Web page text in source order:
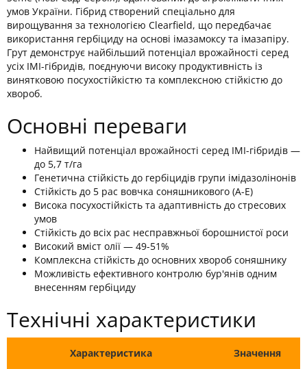
умов України. Гібрид створений спеціально для
вирощування за технологією Clearfield, що передбачає
використання гербіциду на основі імазамоксу та імазапіру.
Грут демонструє найбільший потенціал врожайності серед
усіх ІМІ-гібридів, поєднуючи високу продуктивність із
винятковою посухостійкістю та комплексною стійкістю до
хвороб.
Основні переваги
Найвищий потенціал врожайності серед IMI-гібридів —
до 5,7 т/га
Генетична стійкість до гербіцидів групи імідазолінонів
Стійкість до 5 рас вовчка соняшникового (А-Е)
Висока посухостійкість та адаптивність до стресових
умов
Стійкість до всіх рас несправжньої борошнистої роси
Високий вміст олії — 49-51%
Комплексна стійкість до основних хвороб соняшнику
Можливість ефективного контролю бур'янів одним
внесенням гербіциду
Технічні характеристики
Характеристика Значення